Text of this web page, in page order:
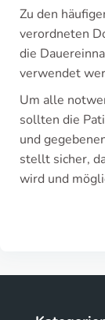
Zu den
verordneten
die
verwendet
Um alle
sollten die
und
stellt sicher,
wird und